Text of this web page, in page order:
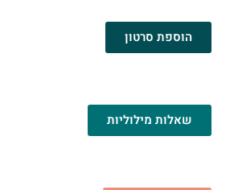
הוספת סרטון
שאלות מילוליות